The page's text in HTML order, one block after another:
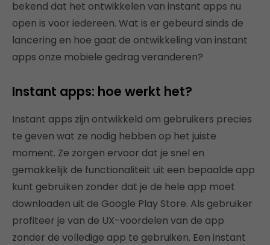
bekend dat het ontwikkelen van instant apps nu
open is voor iedereen. Wat is er gebeurd sinds de
lancering en hoe gaat de ontwikkeling van instant
apps onze mobiele gedrag veranderen?
Instant apps: hoe werkt het?
Instant apps zijn ontwikkeld om gebruikers precies
te geven wat ze nodig hebben op het juiste
moment. Ze zorgen ervoor dat je snel en
gemakkelijk de functionaliteit uit een bepaalde app
kunt gebruiken zonder dat je de hele app moet
downloaden uit de Google Play Store. Als gebruiker
profiteer je van de UX-voordelen van de app
zonder de volledige app te gebruiken. Een instant